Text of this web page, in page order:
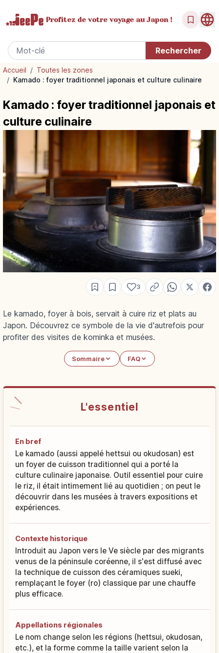
Profitez de votrevoyage au Japon !
Accueil / Toutes les zones
/ Kamado : foyer traditionnel japonais et culture culinaire
Kamado : foyer traditionnel japonais et
culture culinaire
3
Le kamado, foyer à bois, servait à cuire riz et plats au
Japon. Découvrez ce symbole de la vie d'autrefois pour
profiter des visites de kominka et musées.
Sommaire FAQ
L'essentiel
En bref
Le kamado (aussi appelé hettsui ou okudosan) est
un foyer de cuisson traditionnel qui a porté la
culture culinaire japonaise. Outil essentiel pour cuire
le riz, il était intimement lié au quotidien ; on peut le
découvrir dans les musées à travers expositions et
expériences.
Contexte historique
Introduit au Japon vers le Ve siècle par des migrants
venus de la péninsule coréenne, il s'est diffusé avec
la technique de cuisson des céramiques sueki,
remplaçant le foyer (ro) classique par une chauffe
plus efficace.
Appellations régionales
Le nom change selon les régions (hettsui, okudosan,
etc.), et la forme comme la taille varient selon la